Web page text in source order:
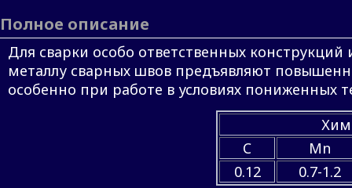
Полное описание
Для сварки особо ответственных
металлу сварных швов предъявляют
особенно при работе в условиях пониженных
C
Mn
0.12
0.7-1.2